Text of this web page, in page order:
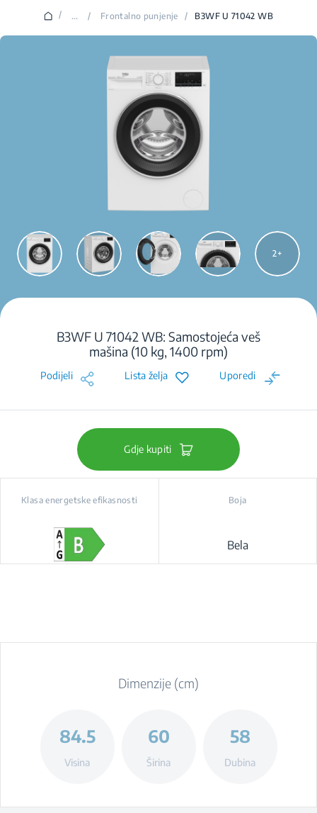
/ ... / Frontalno punjenje / B3WF U 71042 WB
2
B3WF U 71042 WB: Samostojeća veš
mašina (10 kg, 1400 rpm)
Podijeli Lista želja Uporedi
Gdje kupiti
Klasa energetske efikasnosti Boja
Bela
Dimenzije (cm)
84.5
Visina
60
Širina
58
Dubina